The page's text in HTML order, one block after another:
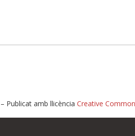
– Publicat amb llicència Creative